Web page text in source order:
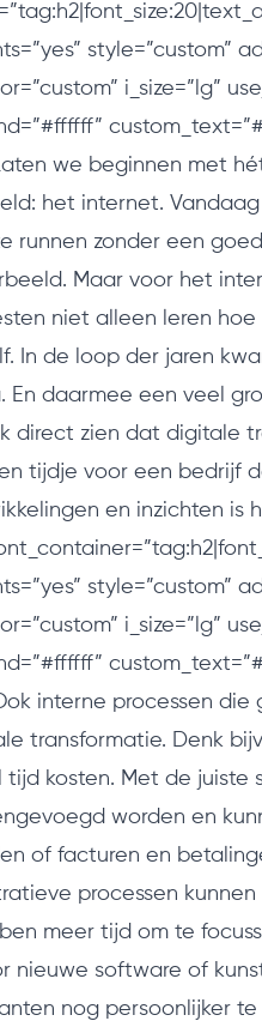
style=”custom”
i_size=”lg”
we beginnen met
het internet.
runnen zonder een
Maar voor het
niet alleen leren
In de loop der jaren
En daarmee een veel
direct zien dat digitale
tijdje voor een bedrijf
en inzichten
style=”custom”
i_size=”lg”
interne processen
transformatie. Denk
tijd kosten. Met de juiste
worden en
of facturen en
processen
meer tijd om te
nieuwe software of
nog persoonlijker